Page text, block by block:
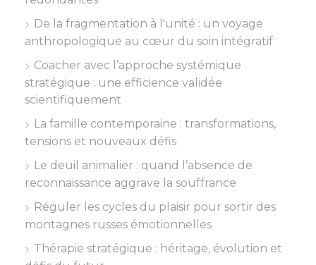
De la fragmentation à l'unité : un voyage
anthropologique au cœur du soin intégratif
Coacher avec l’approche systémique
stratégique : une efficience validée
scientifiquement
La famille contemporaine : transformations,
tensions et nouveaux défis
Le deuil animalier : quand l’absence de
reconnaissance aggrave la souffrance
Réguler les cycles du plaisir pour sortir des
montagnes russes émotionnelles
Thérapie stratégique : héritage, évolution et